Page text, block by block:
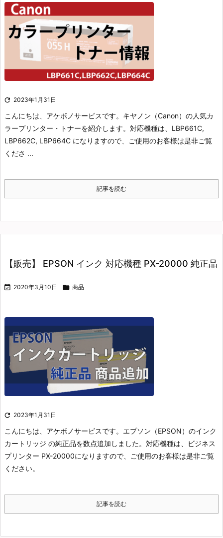
 2023年1月31日
こんにちは、アケボノサービスです。 キヤノン（Canon）の人気カ
ラープリンター・トナーを紹介します。 対応機種は、LBP661C,
LBP662C, LBP664C になりますので、ご使用のお客様は是非ご覧
くださ ...
記事を読む
【販売】 EPSON インク 対応機種 PX-20000 純正品
 2020年3月10日  商品
 2023年1月31日
こんにちは、アケボノサービスです。 エプソン（EPSON）のインク
カートリッジ の純正品を数点追加しました。 対応機種は、ビジネス
プリンター PX-20000になりますので、ご使用のお客様は是非ご覧
ください。
記事を読む